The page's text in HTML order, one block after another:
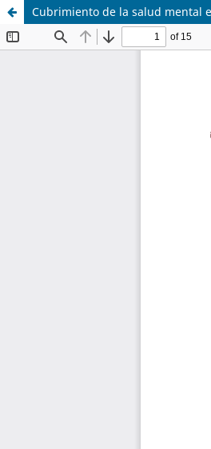
Cubrimiento de la salud mental